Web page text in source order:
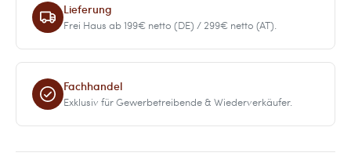
Lieferung
Frei Haus ab 199€ netto (DE) / 299€ netto (AT).
Fachhandel
Exklusiv für Gewerbetreibende & Wiederverkäufer.